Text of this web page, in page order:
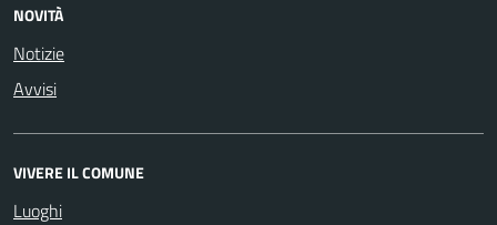
NOVITÀ
Notizie
Avvisi
VIVERE IL COMUNE
Luoghi